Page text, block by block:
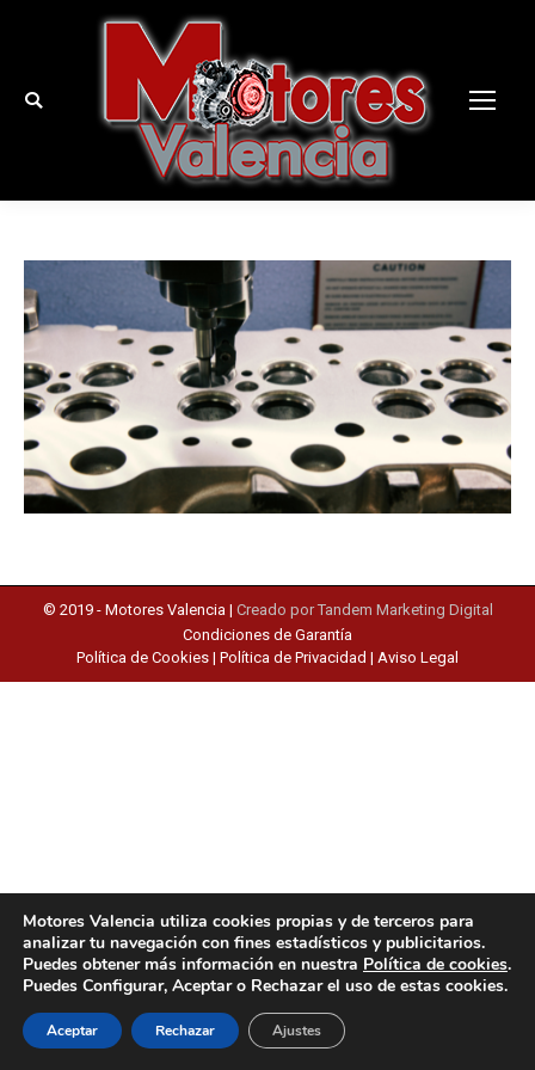
Buscar:
© 2019 - Motores Valencia| Creado por Tandem Marketing Digital
Condiciones de Garantía
Política de Cookies | Política de Privacidad | Aviso Legal
Motores Valencia utiliza cookies propias y de terceros para
analizar tu navegación con fines estadísticos y publicitarios.
Puedes obtener más información en nuestra Política de cookies.
Puedes Configurar, Aceptar o Rechazar el uso de estas cookies.
Aceptar Rechazar Ajustes